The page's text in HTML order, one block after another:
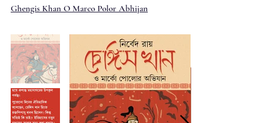
Ghengis Khan O Marco Polor Abhijan